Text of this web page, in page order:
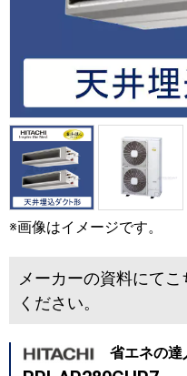
※画像はイメージです。
メーカーの資料にて
ください。
省エネの達